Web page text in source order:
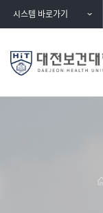
건너뛰기시스템 바로가기